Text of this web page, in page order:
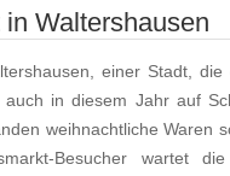
Waltershausen
einer Stadt,
in diesem Jahr auf
weihnachtliche Waren
Besucher wartet